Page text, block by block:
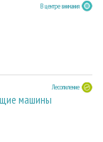
В центре внимания
Лесопиление
машины